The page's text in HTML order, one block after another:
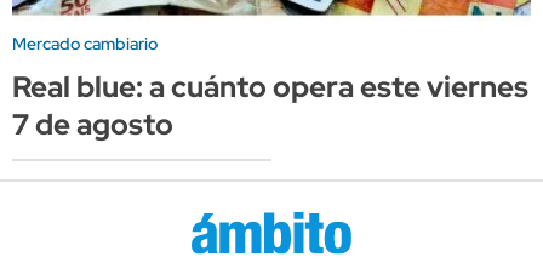
Mercado cambiario
Real blue: a cuánto opera este viernes
7 de agosto